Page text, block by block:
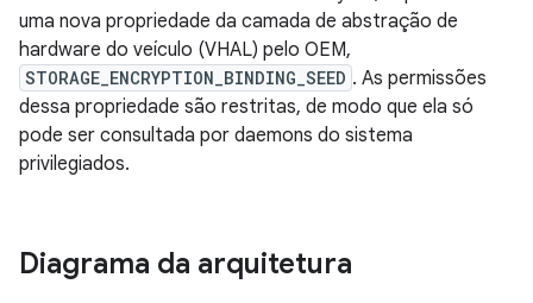
uma nova propriedade da camada de abstração de
hardware do veículo (VHAL) pelo OEM,
STORAGE_ENCRYPTION_BINDING_SEED . As permissões
dessa propriedade são restritas, de modo que ela só
pode ser consultada por daemons do sistema
privilegiados.
Diagrama da arquitetura